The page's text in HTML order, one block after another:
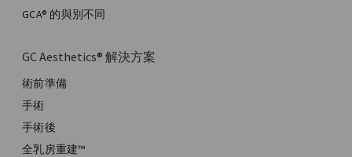
GCA® 的與別不同
GC Aesthetics® 解決方案
術前準備
手術
手術後
全乳房重建™